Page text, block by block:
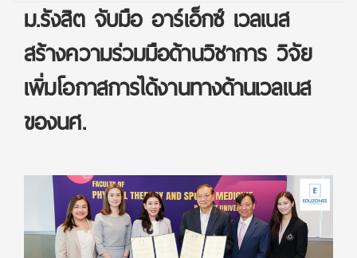
ม.รังสิต จับมือ อาร์เอ็กซ์ เวลเนส
สร้างความร่วมมือด้านวิชาการ วิจัย
เพิ่มโอกาสการได้งานทางด้านเวลเนส
ของนศ.